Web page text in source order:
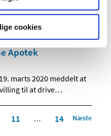
cookies
med paracetamol til
nu ind for at sikre,
Apotek
marts 2020 meddelt at
til at drive…
11 … 14 Næste